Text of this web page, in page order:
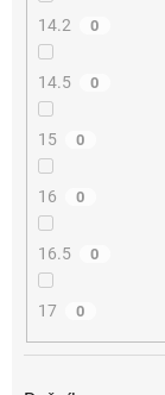
14.2 0
14.5 0
15 0
16 0
16.5 0
17 0